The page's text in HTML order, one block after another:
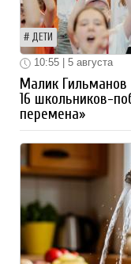
ДЕТИ
10:55 | 5 августа
Малик Гильманов
16 школьников-
перемена»